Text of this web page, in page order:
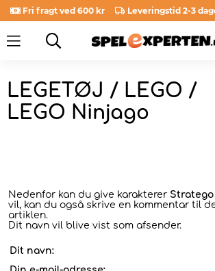
Fri fragt ved 600 kr Leveringstid 2-3
LEGETØJ / LEGO /
LEGO Ninjago
Nedenfor kan du give karakterer
vil, kan du også skrive en kommentar til
artiklen.
Dit navn vil blive vist som afsender.
Dit navn: